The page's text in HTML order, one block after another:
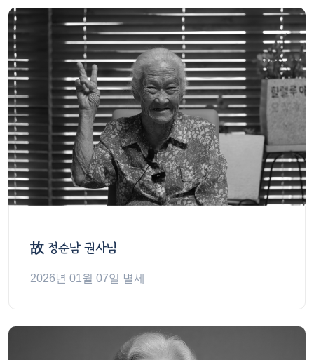
故 정순남 권사님
2026년 01월 07일 별세